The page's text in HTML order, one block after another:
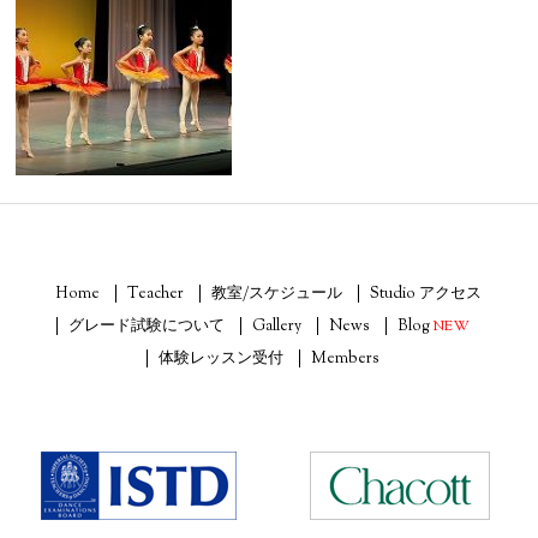
Home Teacher 教室/スケジュール
Studio アクセス
グレード試験について
Gallery News BlogNEW
体験レッスン受付
Members